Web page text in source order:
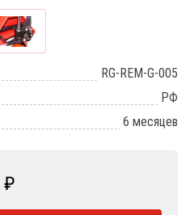
RG-REM-G-005
РФ
6 месяцев
₽